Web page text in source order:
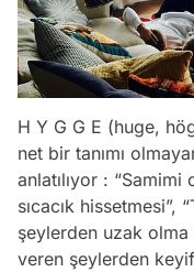
H Y G G E (huge,
net bir tanımı
anlatılıyor : “Samimi
sıcacık hissetmesi”,
şeylerden uzak olma
veren şeylerden